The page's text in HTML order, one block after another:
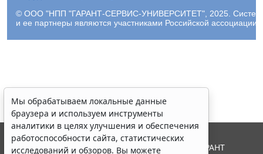
© ООО "НПП "ГАРАНТ-СЕРВИС-УНИВЕРСИТЕТ", 2025. Система
и ее партнеры являются участниками Российской
Мы обрабатываем локальные данные
браузера и используем инструменты
аналитики в целях улучшения и обеспечения
работоспособности сайта, статистических
исследований и обзоров. Вы можете
© ООО "НПП "ГАРАНТ-СЕРВИС", 2026. Система ГАРАНТ